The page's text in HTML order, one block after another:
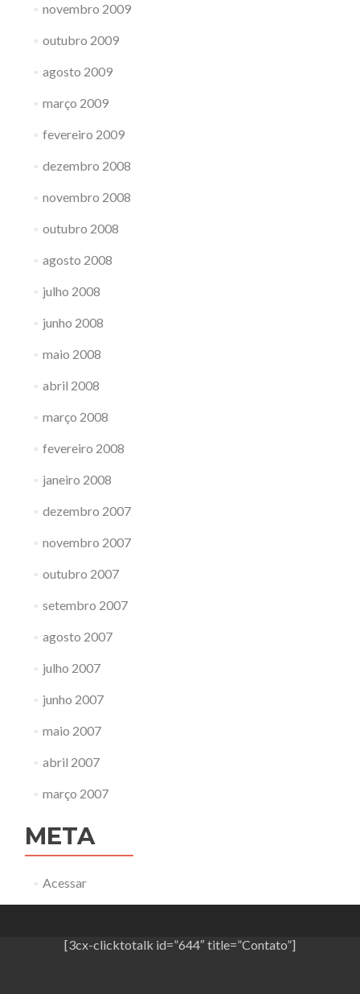
novembro 2009
outubro 2009
agosto 2009
março 2009
fevereiro 2009
dezembro 2008
novembro 2008
outubro 2008
agosto 2008
julho 2008
junho 2008
maio 2008
abril 2008
março 2008
fevereiro 2008
janeiro 2008
dezembro 2007
novembro 2007
outubro 2007
setembro 2007
agosto 2007
julho 2007
junho 2007
maio 2007
abril 2007
março 2007
META
Acessar
[3cx-clicktotalk id=”644″ title=”Contato”]